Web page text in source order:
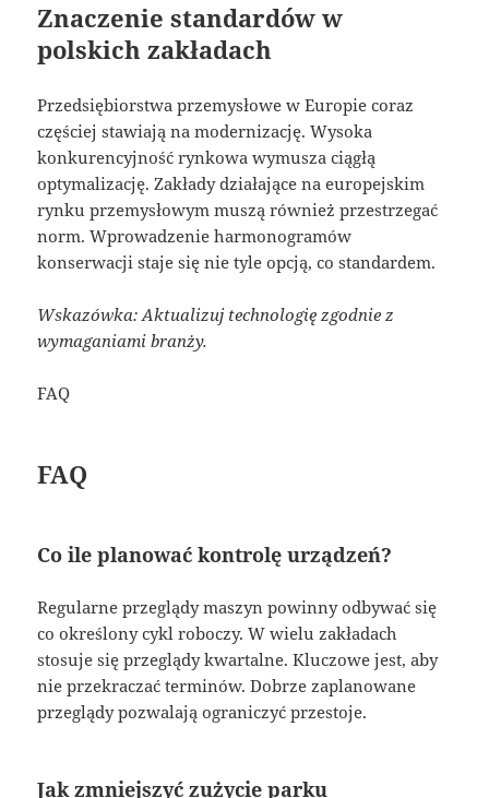
Znaczenie standardów w
polskich zakładach
Przedsiębiorstwa przemysłowe w Europie coraz
częściej stawiają na modernizację. Wysoka
konkurencyjność rynkowa wymusza ciągłą
optymalizację. Zakłady działające na europejskim
rynku przemysłowym muszą również przestrzegać
norm. Wprowadzenie harmonogramów
konserwacji staje się nie tyle opcją, co standardem.
Wskazówka: Aktualizuj technologię zgodnie z
wymaganiami branży.
FAQ
FAQ
Co ile planować kontrolę urządzeń?
Regularne przeglądy maszyn powinny odbywać się
co określony cykl roboczy. W wielu zakładach
stosuje się przeglądy kwartalne. Kluczowe jest, aby
nie przekraczać terminów. Dobrze zaplanowane
przeglądy pozwalają ograniczyć przestoje.
Jak zmniejszyć zużycie parku